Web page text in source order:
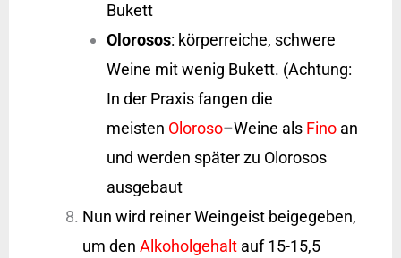
Bukett
Olorosos: körperreiche, schwere
Weine mit wenig Bukett. (Achtung:
In der Praxis fangen die
meisten Oloroso–Weine als Fino an
und werden später zu Olorosos
ausgebaut
Nun wird reiner Weingeist beigegeben,
um den Alkoholgehalt auf 15-15,5